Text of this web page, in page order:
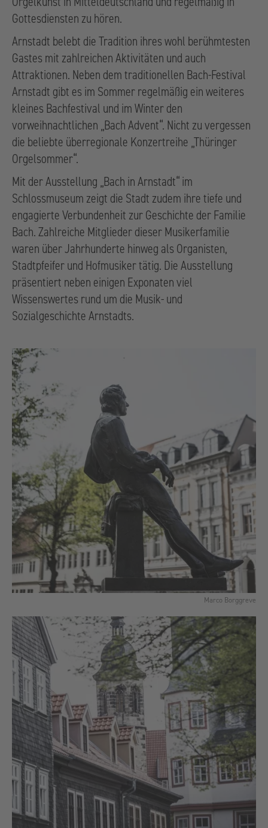
Gottesdiensten zu hören.
Arnstadt belebt die Tradition ihres wohl berühmtesten
Gastes mit zahlreichen Aktivitäten und auch
Attraktionen. Neben dem traditionellen Bach-Festival
Arnstadt gibt es im Sommer regelmäßig ein weiteres
kleines Bachfestival und im Winter den
vorweihnachtlichen „Bach Advent“. Nicht zu vergessen
die beliebte überregionale Konzertreihe „Thüringer
Orgelsommer“.
Mit der Ausstellung „Bach in Arnstadt“ im
Schlossmuseum zeigt die Stadt zudem ihre tiefe und
engagierte Verbundenheit zur Geschichte der Familie
Bach. Zahlreiche Mitglieder dieser Musikerfamilie
waren über Jahrhunderte hinweg als Organisten,
Stadtpfeifer und Hofmusiker tätig. Die Ausstellung
präsentiert neben einigen Exponaten viel
Wissenswertes rund um die Musik- und
Sozialgeschichte Arnstadts.
Marco Borggreve